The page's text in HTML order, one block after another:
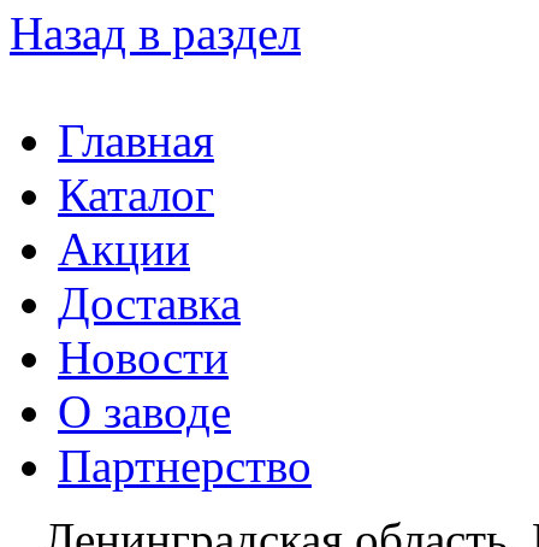
Назад в раздел
Главная
Каталог
Акции
Доставка
Новости
О заводе
Партнерство